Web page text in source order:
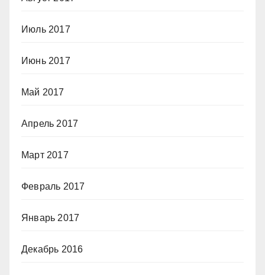
Июль 2017
Июнь 2017
Май 2017
Апрель 2017
Март 2017
Февраль 2017
Январь 2017
Декабрь 2016